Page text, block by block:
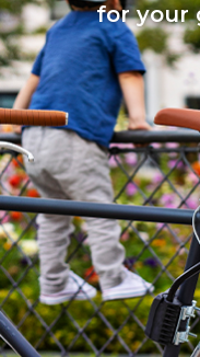
for your